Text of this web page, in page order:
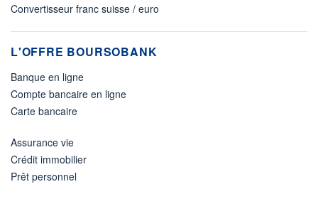
Convertisseur franc suisse / euro
L'OFFRE BOURSOBANK
Banque en ligne
Compte bancaire en ligne
Carte bancaire
Assurance vie
Crédit immobilier
Prêt personnel